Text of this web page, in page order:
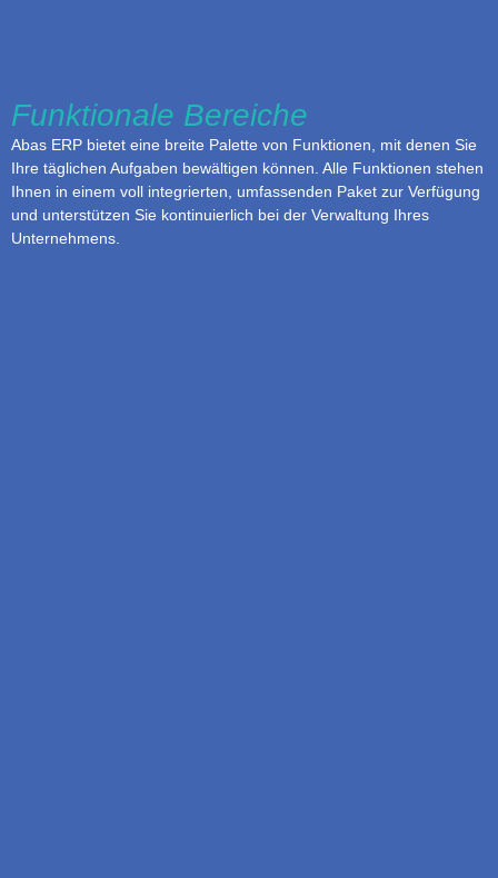
Funktionale Bereiche
Abas ERP bietet eine breite Palette von Funktionen, mit denen Sie
Ihre täglichen Aufgaben bewältigen können. Alle Funktionen stehen
Ihnen in einem voll integrierten, umfassenden Paket zur Verfügung
und unterstützen Sie kontinuierlich bei der Verwaltung Ihres
Unternehmens.